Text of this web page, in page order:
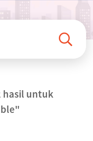
hasil untuk